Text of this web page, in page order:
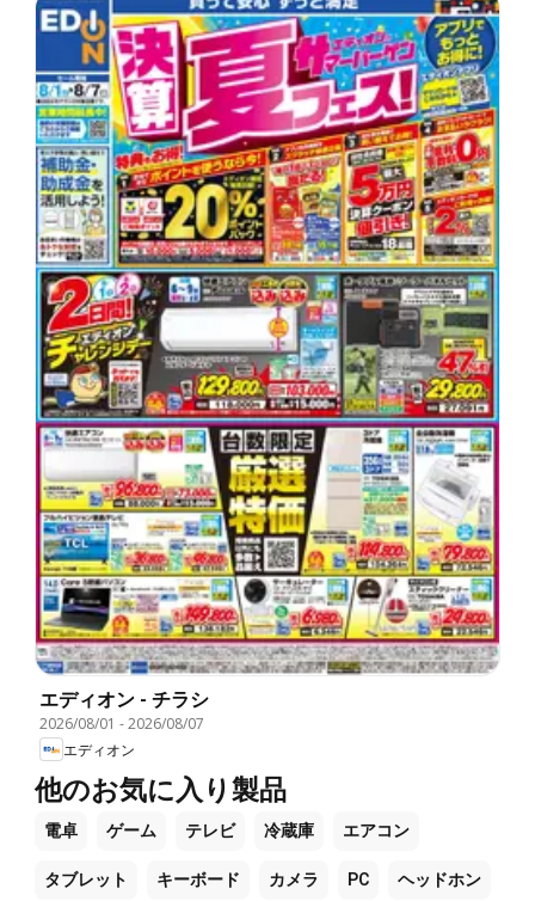
エディオン - チラシ
2026/08/01 -2026/08/07
エディオン
他のお気に入り製品
電卓 ゲーム テレビ 冷蔵庫 エアコン
タブレット キーボード カメラ PC ヘッドホン